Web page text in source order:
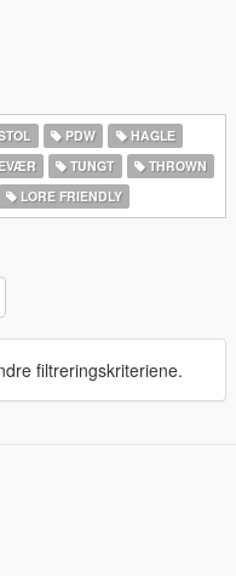
PDW
HAGLE
TUNGT
THROWN
LORE FRIENDLY
filtreringskriteriene.